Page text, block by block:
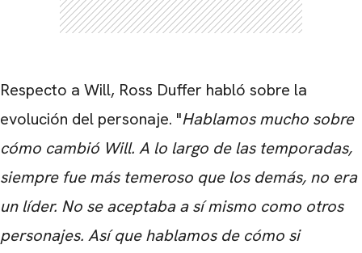
Respecto a Will, Ross Duffer habló sobre la
evolución del personaje. "Hablamos mucho sobre
cómo cambió Will. A lo largo de las temporadas,
siempre fue más temeroso que los demás, no era
un líder. No se aceptaba a sí mismo como otros
personajes. Así que hablamos de cómo si